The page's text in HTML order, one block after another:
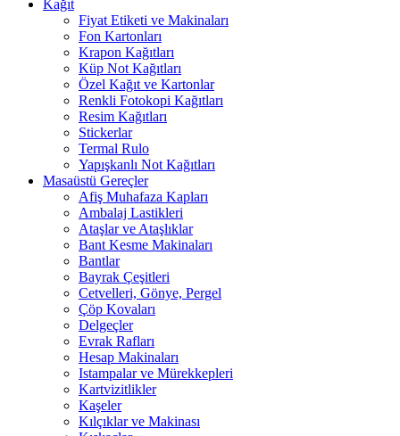
Kağıt
Fiyat Etiketi ve Makinaları
Fon Kartonları
Krapon Kağıtları
Küp Not Kağıtları
Özel Kağıt ve Kartonlar
Renkli Fotokopi Kağıtları
Resim Kağıtları
Stickerlar
Termal Rulo
Yapışkanlı Not Kağıtları
Masaüstü Gereçler
Afiş Muhafaza Kapları
Ambalaj Lastikleri
Ataşlar ve Ataşlıklar
Bant Kesme Makinaları
Bantlar
Bayrak Çeşitleri
Cetvelleri, Gönye, Pergel
Çöp Kovaları
Delgeçler
Evrak Rafları
Hesap Makinaları
Istampalar ve Mürekkepleri
Kartvizitlikler
Kaşeler
Kılçıklar ve Makinası